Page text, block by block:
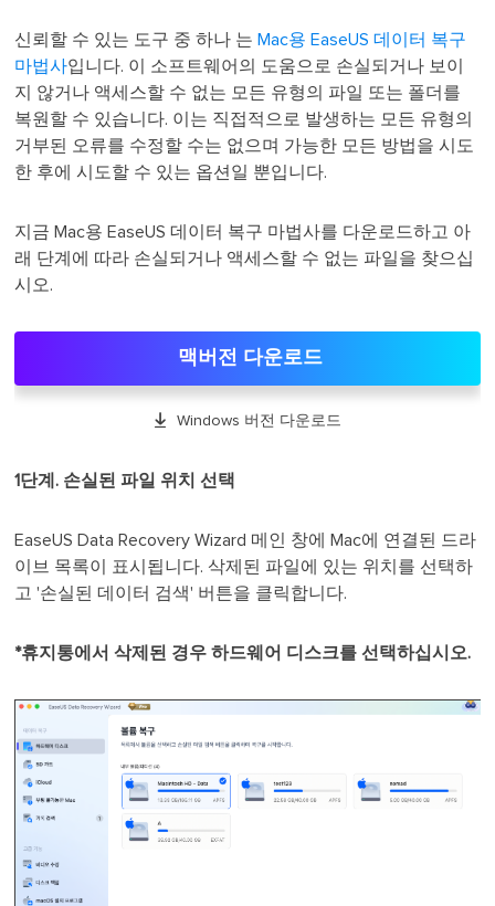
신뢰할 수 있는 도구 중 하나 는 Mac용 EaseUS 데이터 복구
마법사입니다. 이 소프트웨어의 도움으로 손실되거나 보이
지 않거나 액세스할 수 없는 모든 유형의 파일 또는 폴더를
복원할 수 있습니다. 이는 직접적으로 발생하는 모든 유형의
거부된 오류를 수정할 수는 없으며 가능한 모든 방법을 시도
한 후에 시도할 수 있는 옵션일 뿐입니다.
지금 Mac용 EaseUS 데이터 복구 마법사를 다운로드하고 아
래 단계에 따라 손실되거나 액세스할 수 없는 파일을 찾으십
시오.
맥버전 다운로드
 Windows 버전 다운로드
1단계. 손실된 파일 위치 선택
EaseUS Data Recovery Wizard 메인 창에 Mac에 연결된 드라
이브 목록이 표시됩니다. 삭제된 파일에 있는 위치를 선택하
고 '손실된 데이터 검색' 버튼을 클릭합니다.
*휴지통에서 삭제된 경우 하드웨어 디스크를 선택하십시오.